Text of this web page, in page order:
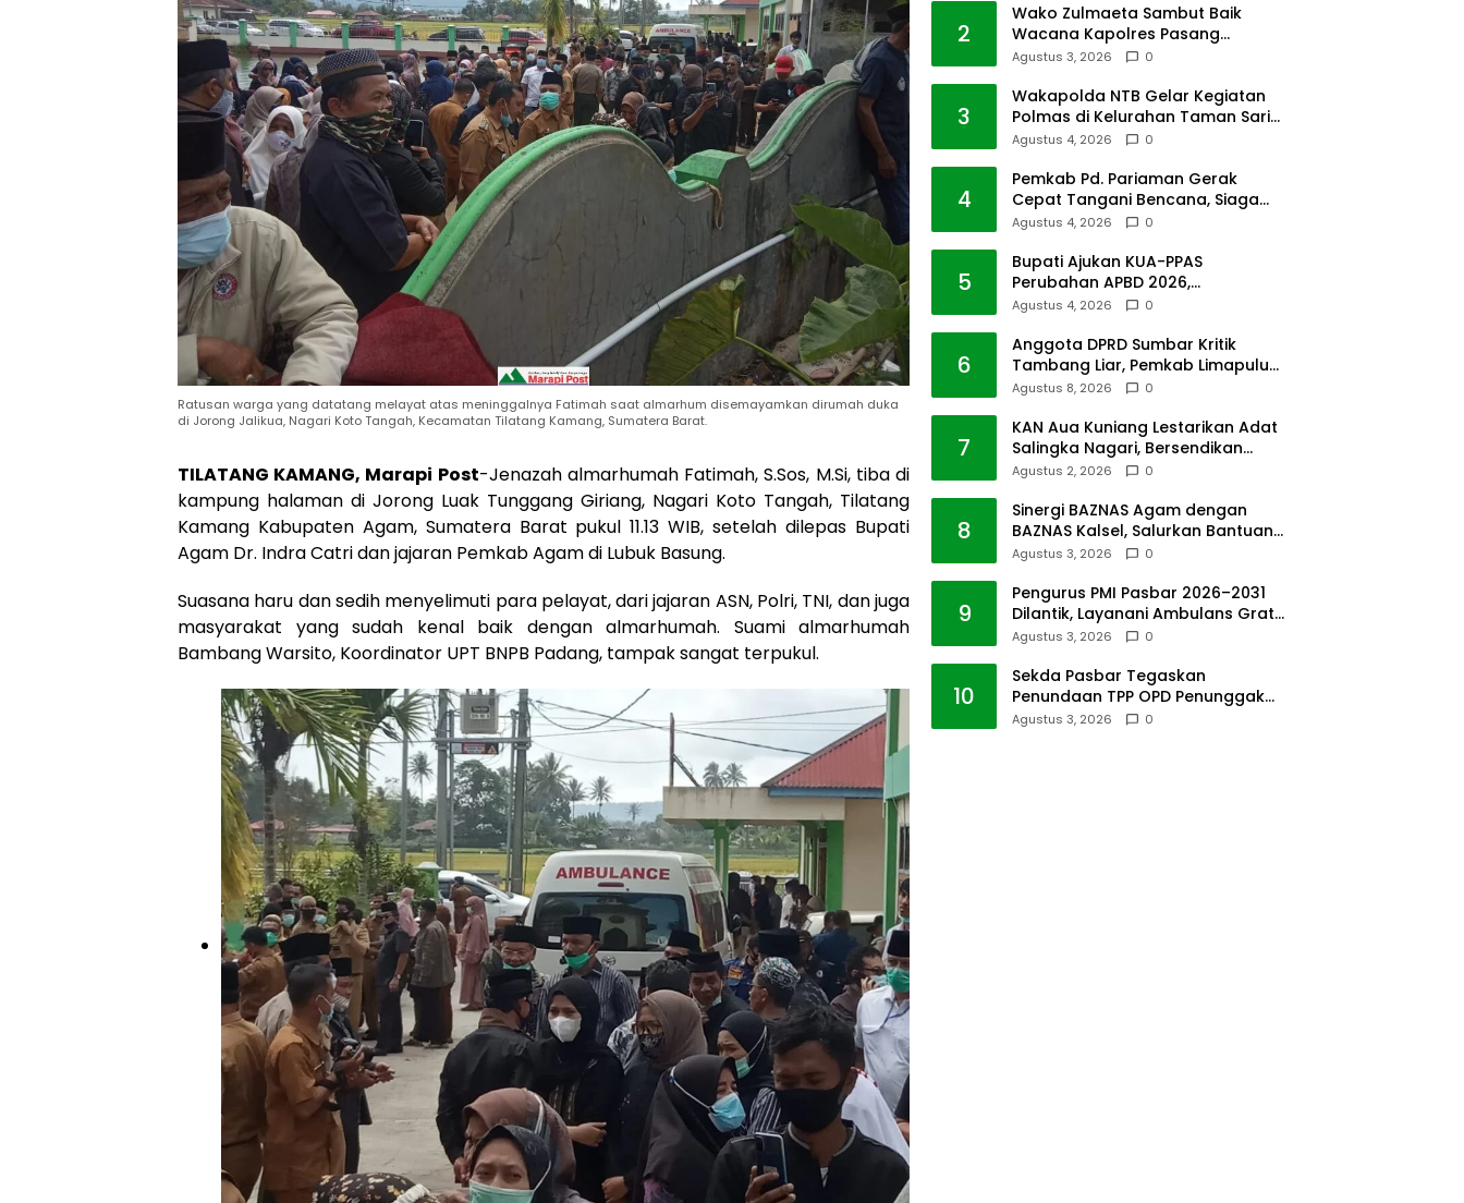
Ratusan warga yang datatang melayat atas meninggalnya Fatimah saat almarhum disemayamkan dirumah duka
di Jorong Jalikua, Nagari Koto Tangah, Kecamatan Tilatang Kamang, Sumatera Barat.
TILATANG KAMANG, Marapi Post-Jenazah almarhumah Fatimah, S.Sos, M.Si, tiba di
kampung halaman di Jorong Luak Tunggang Giriang, Nagari Koto Tangah, Tilatang
Kamang Kabupaten Agam, Sumatera Barat pukul 11.13 WIB, setelah dilepas Bupati
Agam Dr. Indra Catri dan jajaran Pemkab Agam di Lubuk Basung.
Suasana haru dan sedih menyelimuti para pelayat, dari jajaran ASN, Polri, TNI, dan juga
masyarakat yang sudah kenal baik dengan almarhumah. Suami almarhumah
Bambang Warsito, Koordinator UPT BNPB Padang, tampak sangat terpukul.
2
Wako Zulmaeta Sambut Baik
Wacana Kapolres Pasang
Kamera Pantau Lalin
Agustus 3, 2026 0
3
Wakapolda NTB Gelar Kegiatan
Polmas di Kelurahan Taman Sari
Ampenan
Agustus 4, 2026 0
4
Pemkab Pd. Pariaman Gerak
Cepat Tangani Bencana, Siaga
Cuaca Ekstrem
Agustus 4, 2026 0
5
Bupati Ajukan KUA-PPAS
Perubahan APBD 2026,
Pendapatan Pasbar Naik 15
Agustus 4, 2026 0
6
Anggota DPRD Sumbar Kritik
Tambang Liar, Pemkab Limapuluh
Kota Pilih Diam
Agustus 8, 2026 0
7
KAN Aua Kuniang Lestarikan Adat
Salingka Nagari, Bersendikan
Kitabullah
Agustus 2, 2026 0
8
Sinergi BAZNAS Agam dengan
BAZNAS Kalsel, Salurkan Bantuan
Bencana Alam
Agustus 3, 2026 0
9
Pengurus PMI Pasbar 2026–2031
Dilantik, Layanani Ambulans Gratis
ke Padang
Agustus 3, 2026 0
10
Sekda Pasbar Tegaskan
Penundaan TPP OPD Penunggak
Pajak Kendaraan Dinas
Agustus 3, 2026 0